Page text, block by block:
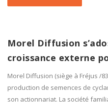
Morel Diffusion
croissance externe
Morel Diffusion (siège à Fréjus /
production de semences de
son actionnariat. La société